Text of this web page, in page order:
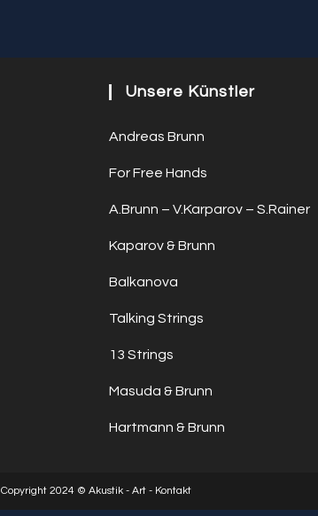
Unsere Künstler
Andreas Brunn
For Free Hands
A.Brunn – V.Karparov – S.Rainer
Kaparov & Brunn
Balkanova
Talking Strings
13 Strings
Masuda & Brunn
Hartmann & Brunn
Copyright 2024 © Akustik - Art - Kontakt